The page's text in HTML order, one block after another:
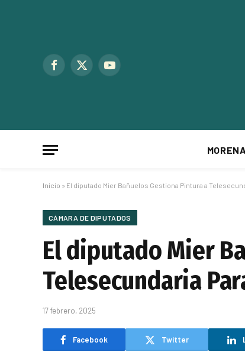
Facebook
X
YouTube
MORENA
Inicio » El diputado Mier Bañuelos Gestiona Pintura a
CÁMARA DE DIPUTADOS
El diputado Mier
Telesecundaria
17 febrero, 2025
Facebook Twitter